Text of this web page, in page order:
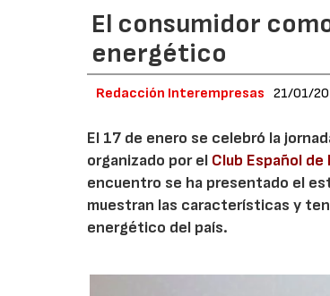
El consumidor
energético
Redacción Interempresas 21/01/
El 17 de enero se celebró la
organizado por el Club Español de
encuentro se ha presentado el
muestran las características y
energético del país.